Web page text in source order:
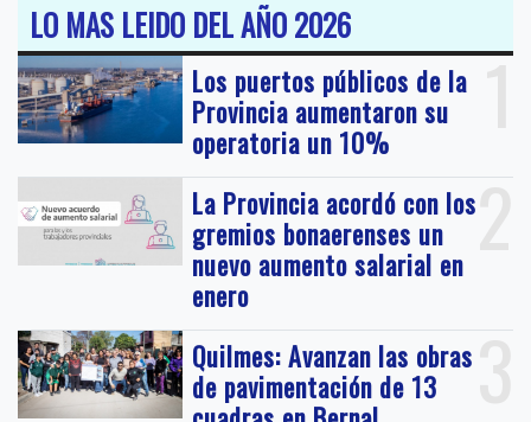
LO MAS LEIDO DEL AÑO 2026
1
Los puertos públicos de la
Provincia aumentaron su
operatoria un 10%
2
La Provincia acordó con los
gremios bonaerenses un
nuevo aumento salarial en
enero
3
Quilmes: Avanzan las obras
de pavimentación de 13